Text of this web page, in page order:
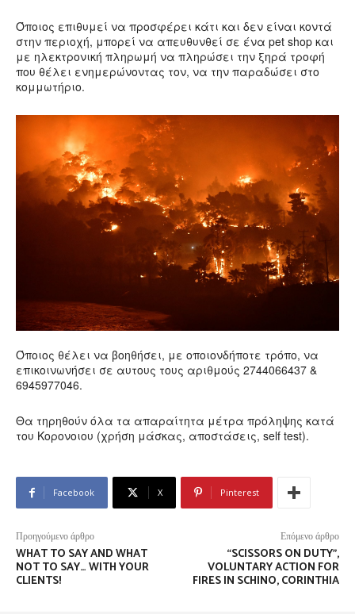
Όποιος επιθυμεί να προσφέρει κάτι και δεν είναι κοντά
στην περιοχή, μπορεί να απευθυνθεί σε ένα pet shop και
με ηλεκτρονική πληρωμή να πληρώσει την ξηρά τροφή
που θέλει ενημερώνοντας τον, να την παραδώσει στο
κομμωτήριο.
Όποιος θέλει να βοηθήσει, με οποιονδήποτε τρόπο, να
επικοινωνήσει σε αυτους τους αριθμούς 2744066437 &
6945977046.
Θα τηρηθούν όλα τα απαραίτητα μέτρα πρόληψης κατά
του Κορονοιου (χρήση μάσκας, αποστάσεις, self test).
Facebook X Pinterest
Προηγούμενο άρθρο
WHAT TO SAY AND WHAT
NOT TO SAY… WITH YOUR
CLIENTS!
Επόμενο άρθρο
“SCISSORS ON DUTY”,
VOLUNTARY ACTION FOR
FIRES IN SCHINO, CORINTHIA